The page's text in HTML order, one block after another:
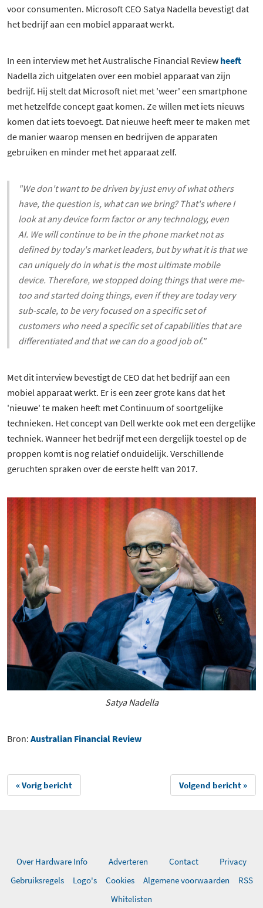
voor consumenten. Microsoft CEO Satya Nadella bevestigt dat
het bedrijf aan een mobiel apparaat werkt.
In een interview met het Australische Financial Review heeft
Nadella zich uitgelaten over een mobiel apparaat van zijn
bedrijf. Hij stelt dat Microsoft niet met 'weer' een smartphone
met hetzelfde concept gaat komen. Ze willen met iets nieuws
komen dat iets toevoegt. Dat nieuwe heeft meer te maken met
de manier waarop mensen en bedrijven de apparaten
gebruiken en minder met het apparaat zelf.
"We don't want to be driven by just envy of what others
have, the question is, what can we bring? That's where I
look at any device form factor or any technology, even
AI. We will continue to be in the phone market not as
defined by today's market leaders, but by what it is that we
can uniquely do in what is the most ultimate mobile
device. Therefore, we stopped doing things that were me-
too and started doing things, even if they are today very
sub-scale, to be very focused on a specific set of
customers who need a specific set of capabilities that are
differentiated and that we can do a good job of."
Met dit interview bevestigt de CEO dat het bedrijf aan een
mobiel apparaat werkt. Er is een zeer grote kans dat het
'nieuwe' te maken heeft met Continuum of soortgelijke
technieken. Het concept van Dell werkte ook met een dergelijke
techniek. Wanneer het bedrijf met een dergelijk toestel op de
proppen komt is nog relatief onduidelijk. Verschillende
geruchten spraken over de eerste helft van 2017.
Satya Nadella
Bron: Australian Financial Review
« Vorig bericht Volgend bericht »
Over Hardware Info Adverteren Contact
Privacy
Gebruiksregels
Logo's Cookies Algemene voorwaarden
RSS
Whitelisten